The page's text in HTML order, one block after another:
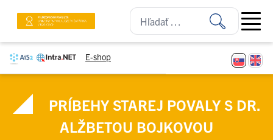
E-shop
Open
PRÍBEHY STAREJ POVALY S DR.
ALŽBETOU BOJKOVOU